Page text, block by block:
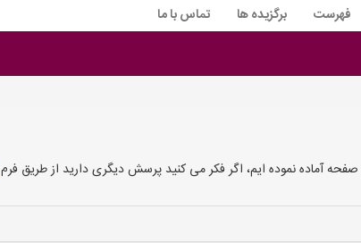
فهرست برگزیده ها تماس با ما
صفحه آماده نموده ایم، اگر فکر می کنید پرسش دیگری دارید از طریق فرم